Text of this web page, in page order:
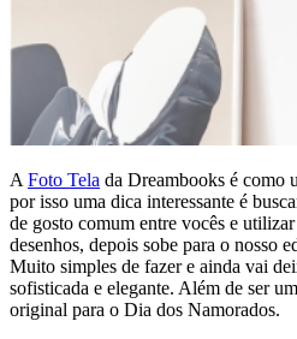
A Foto Tela da Dreambooks é como
por isso uma dica interessante é
de gosto comum entre vocês e
desenhos, depois sobe para o nosso
Muito simples de fazer e ainda vai
sofisticada e elegante. Além de ser
original para o Dia dos Namorados.